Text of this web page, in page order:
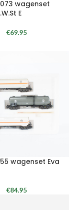
wagenset
E
€69.95
wagenset Eva
€84.95